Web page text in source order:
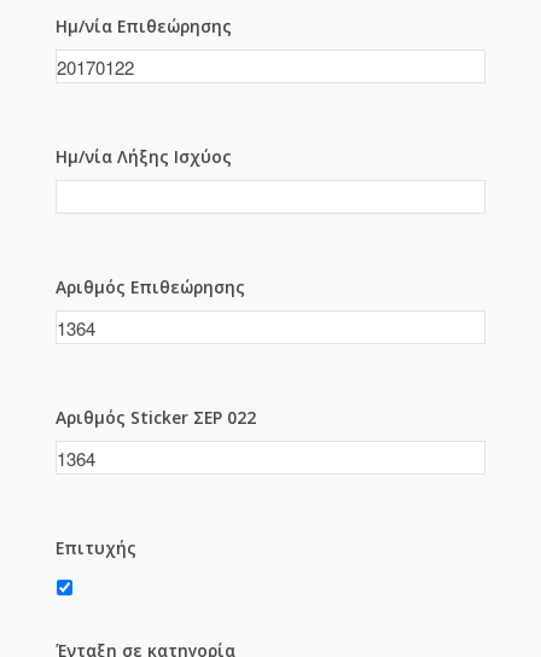
Ημ/νία Επιθεώρησης
Ημ/νία Λήξης Ισχύος
Αριθμός Επιθεώρησης
Αριθμός Sticker ΣΕΡ 022
Επιτυχής
Ένταξη σε κατηγορία